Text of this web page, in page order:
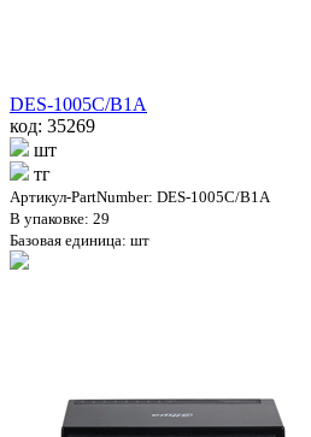
DES-1005C/B1A
код: 35269
шт
тг
Артикул-PartNumber: DES-1005C/B1A
В упаковке: 29
Базовая единица: шт